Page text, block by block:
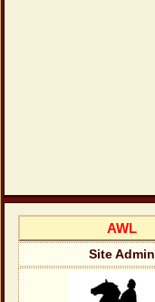
AWL
Site Admin